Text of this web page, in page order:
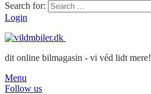
Search for:
Login
dit online bilmagasin - vi véd lidt mere!
Menu
Follow us